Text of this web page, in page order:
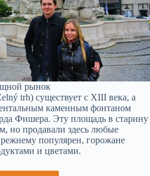
рынок
trh) существует с XIII века, а
каменным фонтаном
Фишера. Эту площадь в старину
но продавали здесь любые
популярен, горожане
и цветами.